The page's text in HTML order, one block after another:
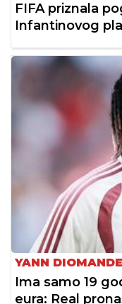
FIFA priznala
Infantinovog
YANN DIOMANDE
Ima samo 19
eura: Real